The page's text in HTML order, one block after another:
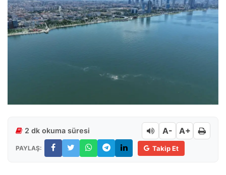
2 dk okuma süresi A- A+
PAYLAŞ: Takip Et